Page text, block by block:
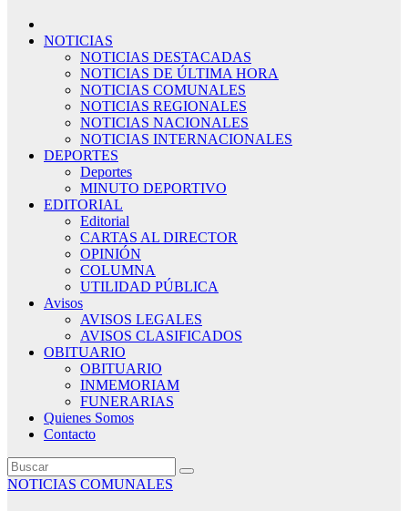
NOTICIAS
NOTICIAS DESTACADAS
NOTICIAS DE ÚLTIMA HORA
NOTICIAS COMUNALES
NOTICIAS REGIONALES
NOTICIAS NACIONALES
NOTICIAS INTERNACIONALES
DEPORTES
Deportes
MINUTO DEPORTIVO
EDITORIAL
Editorial
CARTAS AL DIRECTOR
OPINIÓN
COLUMNA
UTILIDAD PÚBLICA
Avisos
AVISOS LEGALES
AVISOS CLASIFICADOS
OBITUARIO
OBITUARIO
INMEMORIAM
FUNERARIAS
Quienes Somos
Contacto
NOTICIAS COMUNALES